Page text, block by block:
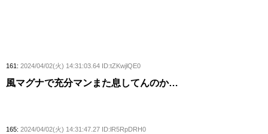
161: 2024/04/02(火) 14:31:03.64 ID:tZKwjlQE0
風マグナで充分マンまた息してんのか…
165: 2024/04/02(火) 14:31:47.27 ID:lR5RpDRH0